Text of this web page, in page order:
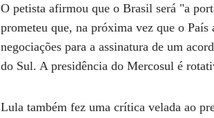
O petista afirmou que o Brasil será "a
prometeu que, na próxima vez que o
negociações para a assinatura de um
do Sul. A presidência do Mercosul é
Lula também fez uma crítica velada ao